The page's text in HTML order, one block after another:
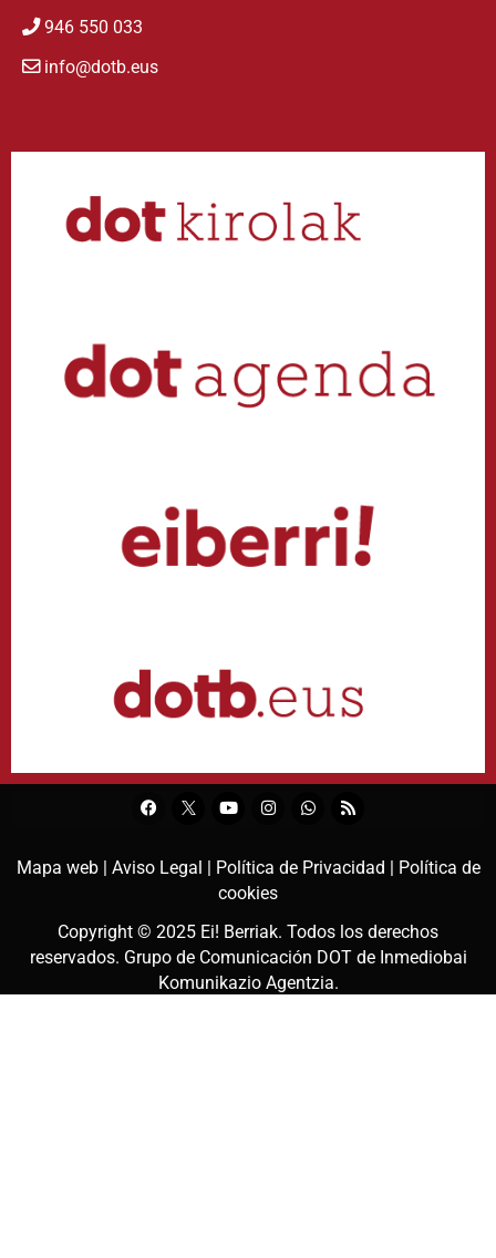
946 550 033
info@dotb.eus
Mapa web | Aviso Legal | Política de Privacidad | Política de
cookies
Copyright © 2025 Ei! Berriak. Todos los derechos
reservados. Grupo de Comunicación DOT de Inmediobai
Komunikazio Agentzia.